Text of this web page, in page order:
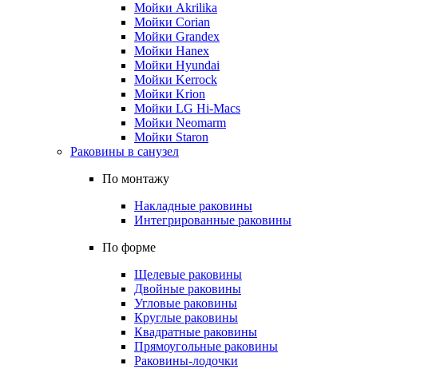
Мойки Akrilika
Мойки Corian
Мойки Grandex
Мойки Hanex
Мойки Hyundai
Мойки Kerrock
Мойки Krion
Мойки LG Hi-Macs
Мойки Neomarm
Мойки Staron
Раковины в санузел
По монтажу
Накладные раковины
Интегрированные раковины
По форме
Щелевые раковины
Двойные раковины
Угловые раковины
Круглые раковины
Квадратные раковины
Прямоугольные раковины
Раковины-лодочки